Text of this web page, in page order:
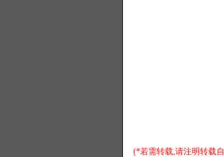
(*若需转载,请注明转载自